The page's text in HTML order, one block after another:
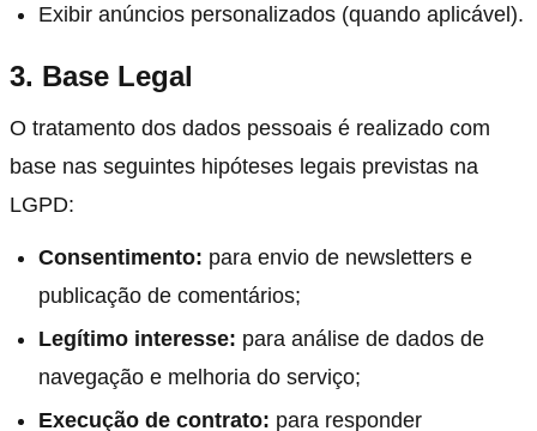
Exibir anúncios personalizados (quando aplicável).
3. Base Legal
O tratamento dos dados pessoais é realizado com
base nas seguintes hipóteses legais previstas na
LGPD:
Consentimento: para envio de newsletters e
publicação de comentários;
Legítimo interesse: para análise de dados de
navegação e melhoria do serviço;
Execução de contrato: para responder